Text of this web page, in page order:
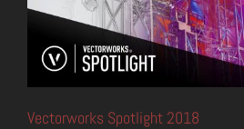
Vectorworks Spotlight 2018